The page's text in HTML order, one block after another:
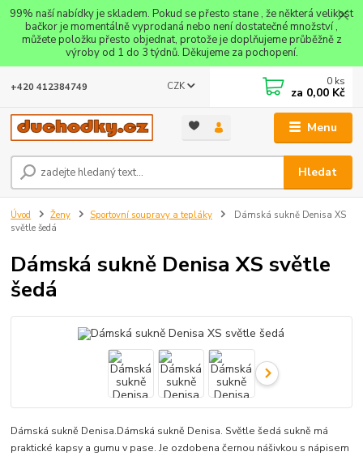
99% naší nabídky je skladem. Pokud se přesto stane , že některá velikost
bačkor je momentálně vyprodaná nebo není dostatečné množství ,
můžete položku přesto objednat, protože je doplňujeme průběžně z
výroby od 1 do 3 týdnů. Děkujeme za pochopení.
Menu
CZK
Hledat
+420 412384749 0 ks
za 0,00 Kč
Úvod Ženy Sportovní soupravy a tepláky
Dámská sukně Denisa XS
světle šedá
Dámská sukně Denisa XS světle
šedá
Dámská sukně Denisa.Dámská sukně Denisa. Světle šedá sukně má
praktické kapsy a gumu v pase. Je ozdobena černou nášivkou s nápisem